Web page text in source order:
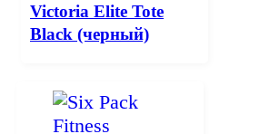
Victoria Elite Tote
Black (черный)